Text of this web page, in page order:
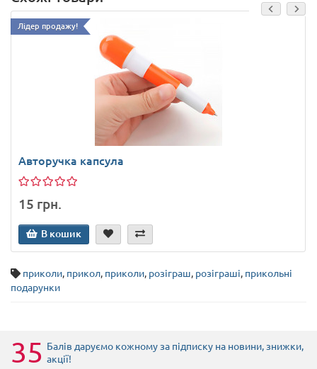
Лідер продажу!
Авторучка капсула
15 грн.
В кошик
приколи, прикол, приколи, розіграш, розіграші, прикольні
подарунки
35 Балів даруємо кожному за підписку на новини, знижки,
акції!